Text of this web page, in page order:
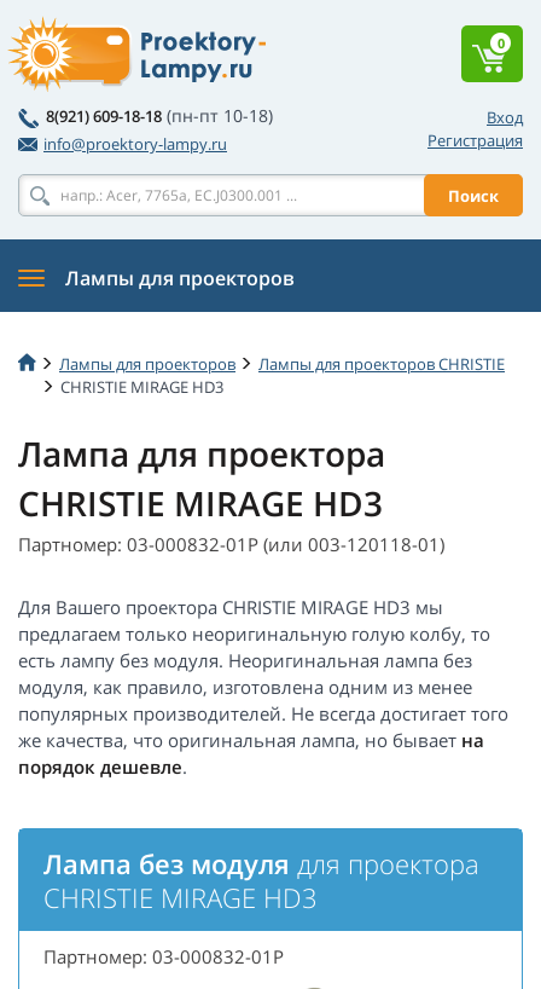
Вход
Регистрация
8(921) 609-18-18 (пн-пт 10-18)
info@proektory-lampy.ru
Поиск
0
Лампы для проекторов
Лампы для проекторов
Лампы для проекторов CHRISTIE
CHRISTIE MIRAGE HD3
Лампа для проектора
CHRISTIE MIRAGE HD3
Партномер: 03-000832-01P (или 003-120118-01)
Для Вашего проектора CHRISTIE MIRAGE HD3 мы
предлагаем только неоригинальную голую колбу, то
есть лампу без модуля. Неоригинальная лампа без
модуля, как правило, изготовлена одним из менее
популярных производителей. Не всегда достигает того
же качества, что оригинальная лампа, но бывает на
порядок дешевле.
Лампа без модуля для проектора
CHRISTIE MIRAGE HD3
Партномер: 03-000832-01P